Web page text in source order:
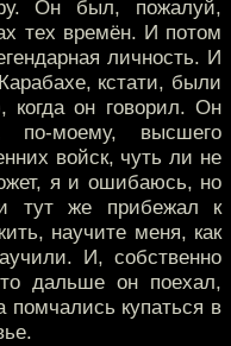
Он был, пожалуй,
тех времён. И потом
личность. И
кстати, были
он говорил. Он
по-моему, высшего
войск, чуть ли не
я и ошибаюсь, но
тут же прибежал к
научите меня, как
И, собственно
дальше он поехал,
помчались купаться в